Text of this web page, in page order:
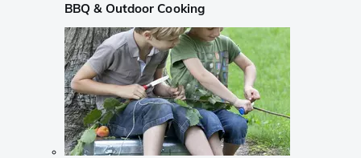
BBQ & Outdoor Cooking